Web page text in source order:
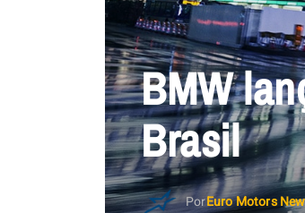
BMW
Brasil
PorEuro Motors